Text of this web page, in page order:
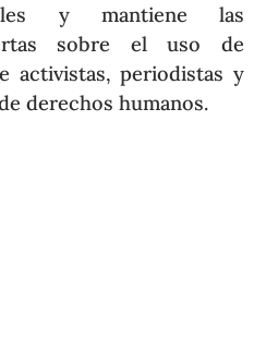
y mantiene las
sobre el uso de
activistas, periodistas y
derechos humanos.